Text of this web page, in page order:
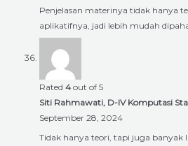
Penjelasan materinya tidak hanya
aplikatifnya, jadi lebih mudah
Rated 4 out of 5
Siti Rahmawati, D-IV Komputasi
September 28, 2024
Tidak hanya teori, tapi juga banyak